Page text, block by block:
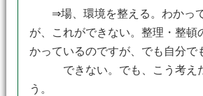
⇒場、環境を整える。わかっ
が、これができない。整理・整頓
かっているのですが、でも自分で
できない。でも、こう考えた
う。